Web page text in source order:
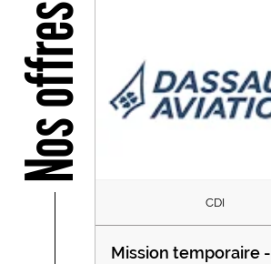
Nos offres
CDI
Mission temporaire -